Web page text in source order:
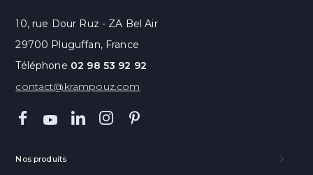
10, rue Dour Ruz - ZA Bel Air
29700 Pluguffan, France
Téléphone 02 98 53 92 92
contact@krampouz.com
Nos produits